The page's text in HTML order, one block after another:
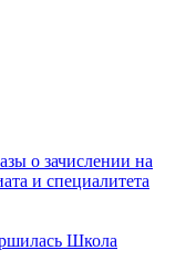
о зачислении на
и специалитета
Школа